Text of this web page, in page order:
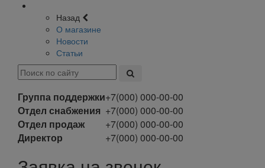
Назад
О магазине
Новости
Статьи
Группа поддержки+7(000) 000-00-00
Отдел снабжения +7(000) 000-00-00
Отдел продаж
+7(000) 000-00-00
Директор
+7(000) 000-00-00